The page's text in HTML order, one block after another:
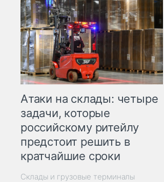
Атаки на склады: четыре
задачи, которые
российскому ритейлу
предстоит решить в
кратчайшие сроки
Склады и грузовые терминалы